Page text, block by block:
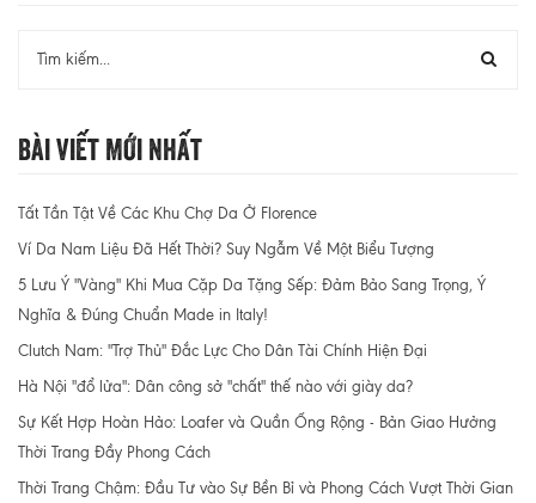
Bài Viết Mới Nhất
Tất Tần Tật Về Các Khu Chợ Da Ở Florence
Ví Da Nam Liệu Đã Hết Thời? Suy Ngẫm Về Một Biểu Tượng
5 Lưu Ý "Vàng" Khi Mua Cặp Da Tặng Sếp: Đảm Bảo Sang Trọng, Ý
Nghĩa & Đúng Chuẩn Made in Italy!
Clutch Nam: "Trợ Thủ" Đắc Lực Cho Dân Tài Chính Hiện Đại
Hà Nội "đổ lửa": Dân công sở "chất" thế nào với giày da?
Sự Kết Hợp Hoàn Hảo: Loafer và Quần Ống Rộng - Bản Giao Hưởng
Thời Trang Đầy Phong Cách
Thời Trang Chậm: Đầu Tư vào Sự Bền Bỉ và Phong Cách Vượt Thời Gian